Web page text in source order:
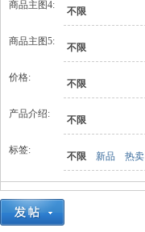
商品主图4:
不限
商品主图5:
不限
价格:
不限
产品介绍:
不限
标签:
不限 新品 热卖